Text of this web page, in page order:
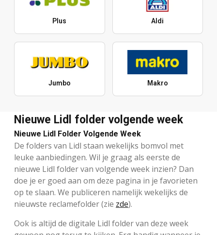
Plus Aldi
Jumbo Makro
Nieuwe Lidl folder volgende week
Nieuwe Lidl Folder Volgende Week
De folders van Lidl staan wekelijks bomvol met
leuke aanbiedingen. Wil je graag als eerste de
nieuwe Lidl folder van volgende week inzien? Dan
doe je er goed aan om deze pagina in je favorieten
op te slaan. We publiceren namelijk wekelijks de
nieuwste reclamefolder (zie zde).
Ook is altijd de digitale Lidl folder van deze week